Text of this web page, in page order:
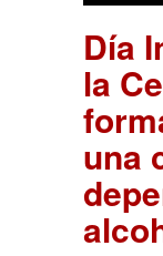
Día
la
una